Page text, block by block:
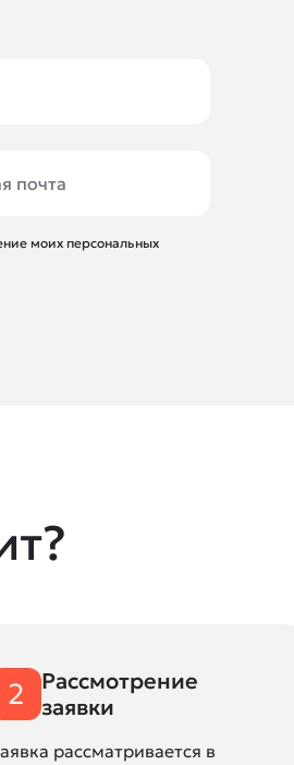
моих персональных
2
Рассмотрение
заявки
рассматривается в